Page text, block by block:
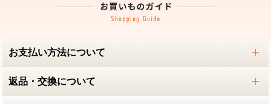
お支払い方法について
返品・交換について